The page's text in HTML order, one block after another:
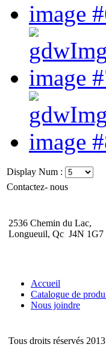
Display Num :
Contactez- nous
2536 Chemin du Lac,
Longueuil, Qc J4N 1G7
Accueil
Catalogue de
Nous joindre
Tous droits réservés